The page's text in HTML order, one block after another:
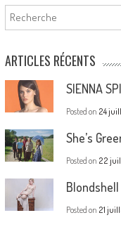
Rechercher
ARTICLES RÉCENTS
SIENNA
Posted on 24
She’s
Posted on 22
Posted on 21